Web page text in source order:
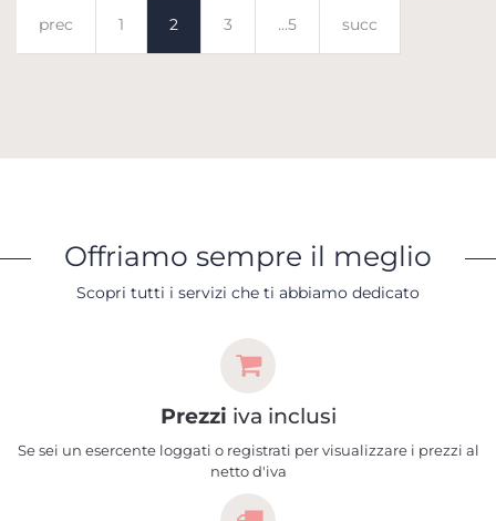
prec 1 2 3 ...5 succ
Offriamo sempre il meglio
Scopri tutti i servizi che ti abbiamo dedicato
Prezzi iva inclusi
Se sei un esercente loggati o registrati per visualizzare i prezzi al
netto d'iva